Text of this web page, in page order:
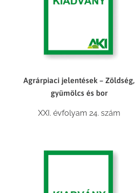
Agrárpiaci jelentések – Zöldség,
gyümölcs és bor
XXI. évfolyam 24. szám